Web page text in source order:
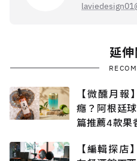
延
【微醺月
癮？阿根廷
篇推薦4款果
【編輯探店